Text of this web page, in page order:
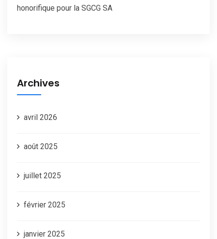
honorifique pour la SGCG SA
Archives
avril 2026
août 2025
juillet 2025
février 2025
janvier 2025